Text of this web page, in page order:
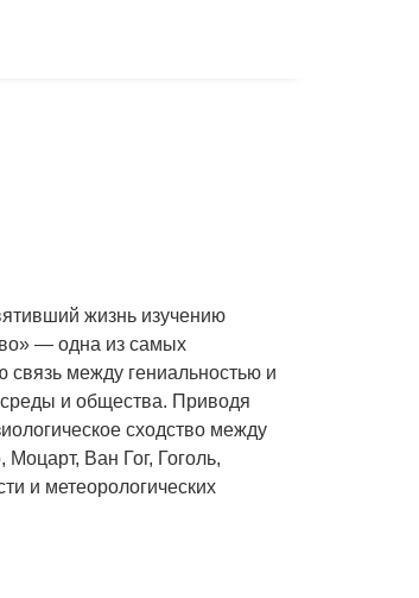
жизнь изучению
— одна из самых
связь между гениальностью и
и общества. Приводя
сходство между
Ван Гог, Гоголь,
и метеорологических